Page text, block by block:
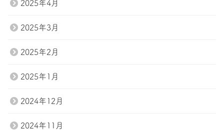
2025年4月
2025年3月
2025年2月
2025年1月
2024年12月
2024年11月